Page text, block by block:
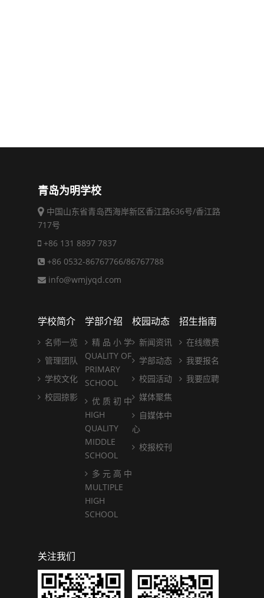
青岛为明学校
中国山东省青岛西海岸新区香江路636号/香江路
717号
+86 131 8897 7837
+86 0532-86767766/86767788
info@wmjyqd.com
学校简介
名师一览
管理团队
学校文化
校园掠影
学部介绍
精 品 小 学
QUALITY OF
PRIMARY
SCHOOL
优 质 初 中
HIGH
QUALITY
MIDDLE
SCHOOL
多 元 高 中
MULTIPLE
HIGH
SCHOOL
校园动态
新闻资讯
学部动态
校园活动
媒体聚焦
自媒体中
心
校报校刊
招生指南
在线缴费
我要报名
我要应聘
关注我们